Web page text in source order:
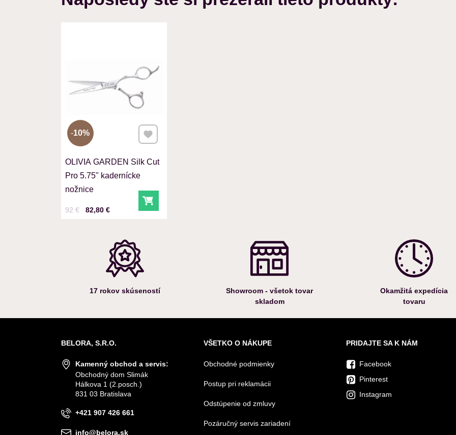
OLIVIA GARDEN Silk Cut
Pro 5.75" kadernícke
nožnice
Cena s DPH
82,80 €
Pred zľavou:
92 € Do košíka
10% Pridať k Obľúbeným
17 rokov skúseností
Showroom - všetok tovar
skladom
Okamžitá expedícia
tovaru
BELORA, S.R.O.
Kamenný obchod a servis:
Obchodný dom Slimák
Hálkova 1 (2.posch.)
831 03 Bratislava
+421 907 426 661
info@belora.sk
VŠETKO O NÁKUPE
Obchodné podmienky
Postup pri reklamácii
Odstúpenie od zmluvy
Pozáručný servis zariadení
PRIDAJTE SA K NÁM
Facebook
Pinterest
Instagram